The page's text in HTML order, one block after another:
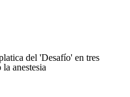
del 'Desafío' en tres
anestesia